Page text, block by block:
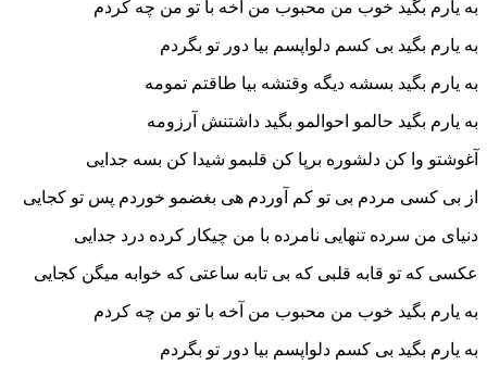
به یارم بگید خوب من محبوب من آخه با تو من چه کردم
به یارم بگید بی کسم دلواپسم بیا دور تو بگردم
به یارم بگید بسشه دیگه وقتشه بیا طاقتم تمومه
به یارم بگید حالمو احوالمو بگید داشتنش آرزومه
آغوشتو وا کن دلشوره برپا کن قلبمو شیدا کن بسه جدایی
از بی کسی مردم بی تو کم آوردم هی بغضمو خوردم پس تو کجایی
دنیای من سرده تنهایی نامرده با من چیکار کرده درد جدایی
عکسی که تو قابه قلبی که بی تابه ساعتی که خوابه میگن کجایی
به یارم بگید خوب من محبوب من آخه با تو من چه کردم
به یارم بگید بی کسم دلواپسم بیا دور تو بگردم